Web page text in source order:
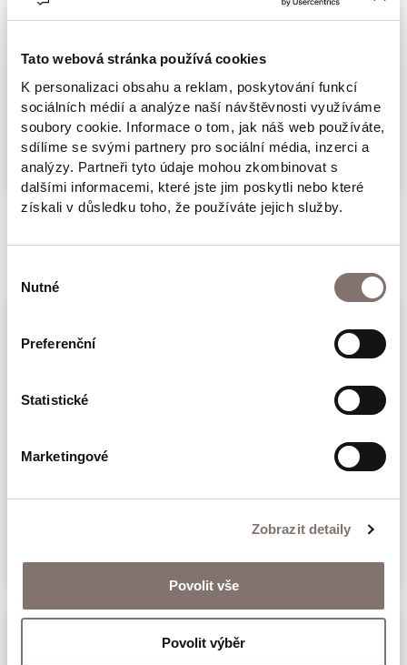
Tato webová stránka používá cookies
K personalizaci obsahu a reklam, poskytování funkcí
sociálních médií a analýze naší návštěvnosti využíváme
soubory cookie. Informace o tom, jak náš web používáte,
sdílíme se svými partnery pro sociální média, inzerci a
analýzy. Partneři tyto údaje mohou zkombinovat s
dalšími informacemi, které jste jim poskytli nebo které
získali v důsledku toho, že používáte jejich služby.
souhlasu
Nutné
Preferenční
Statistické
Marketingové
Zobrazit detaily
Povolit vše
Povolit výběr
Přišel proto se záchrannými opatřeními:
komunisty celého světa o pomoc, a to nejen
finanční — každý soudruh mohl přijet budovat
zemědělství, průmyslové podniky a s nimi
i socialistický sen.
V březnu 1925 odjíždí i první z několika výprav
tvořených většinou dělníky a drobnými
Kyrgyzie, kterou jim komunističtí agitátoři líčili
kteří byli nakonec vyhnáni a perzekvováni,
by to označil za splněný sen…
Více
Související produkty
Deník legionáře v Rusku